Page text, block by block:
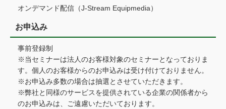
オンデマンド配信（J-Stream Equipmedia）
お申込み
事前登録制
※当セミナーは法人のお客様対象のセミナーとなっておりま
す。個人のお客様からのお申込みは受け付けておりません。
※お申込み多数の場合は抽選とさせていただきます。
※弊社と同様のサービスを提供されている企業の関係者から
のお申込みは、ご遠慮いただいております。